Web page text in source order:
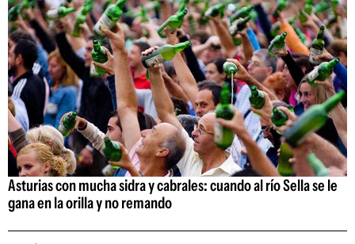
Asturias con mucha sidra y cabrales: cuando al río Sella se le
gana en la orilla y no remando